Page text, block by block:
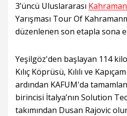
3’üncü Uluslararası
Yarışması Tour Of
düzenlenen son etapla sona
Yeşilgöz'den başlayan 114
Kılıç Köprüsü, Kılılı ve
ardından KAFUM'da
birincisi İtalya’nın Solution
takımından Dusan Rajovic